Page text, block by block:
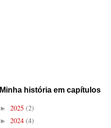
Minha história em capítulos
► 2025 (2)
► 2024 (4)